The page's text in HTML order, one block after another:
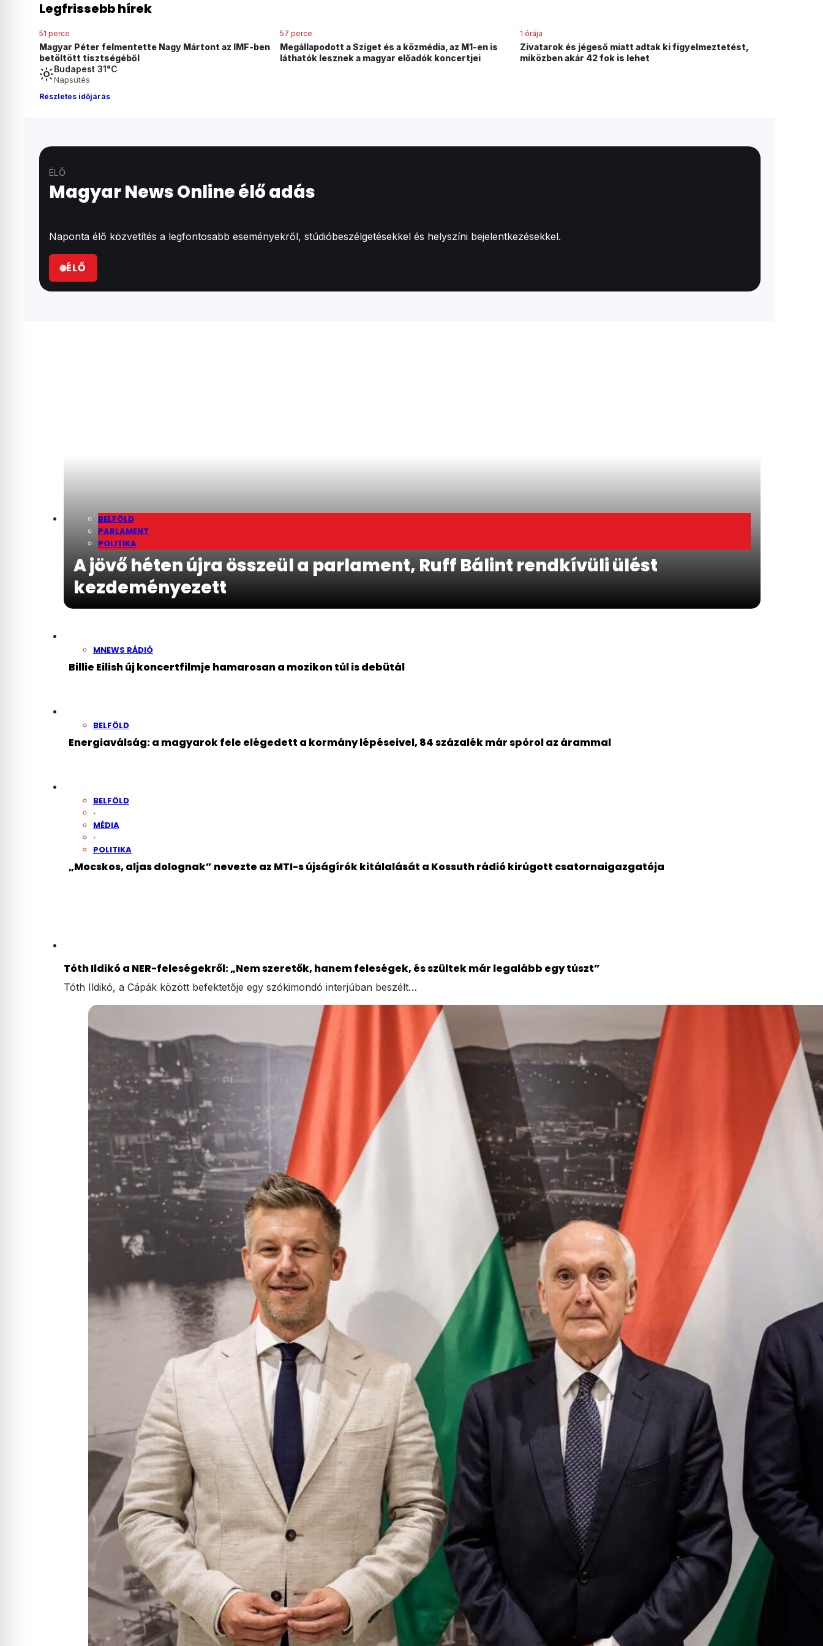
Legfrissebb hírek
51 perce
Magyar Péter felmentette Nagy Mártont az IMF-ben
betöltött tisztségéből
57 perce
Megállapodott a Sziget és a közmédia, az M1-en is
láthatók lesznek a magyar előadók koncertjei
1 órája
Zivatarok és jégeső miatt adtak ki figyelmeztetést,
miközben akár 42 fok is lehet
Budapest 31°C
Napsütés
Részletes időjárás
ÉLŐ
Magyar News Online élő adás
Naponta élő közvetítés a legfontosabb eseményekről, stúdióbeszélgetésekkel és helyszíni bejelentkezésekkel.
ÉLŐ
BELFÖLD
PARLAMENT
POLITIKA
A jövő héten újra összeül a parlament, Ruff Bálint rendkívüli ülést
kezdeményezett
MNEWS RÁDIÓ
Billie Eilish új koncertfilmje hamarosan a mozikon túl is debütál
BELFÖLD
Energiaválság: a magyarok fele elégedett a kormány lépéseivel, 84 százalék már spórol az árammal
BELFÖLD
·
MÉDIA
·
POLITIKA
„Mocskos, aljas dolognak” nevezte az MTI-s újságírók kitálalását a Kossuth rádió kirúgott csatornaigazgatója
Tóth Ildikó a NER-feleségekről: „Nem szeretők, hanem feleségek, és szültek már legalább egy túszt”
Tóth Ildikó, a Cápák között befektetője egy szókimondó interjúban beszélt…